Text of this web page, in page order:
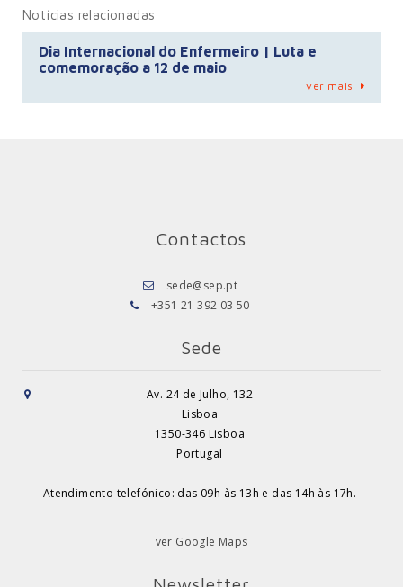
Notícias relacionadas
Dia Internacional do Enfermeiro | Luta e
comemoração a 12 de maio
ver mais
Contactos
sede@sep.pt
+351 21 392 03 50
Sede
Av. 24 de Julho, 132
Lisboa
1350-346 Lisboa
Portugal
Atendimento telefónico: das 09h às 13h e das 14h às 17h.
ver Google Maps